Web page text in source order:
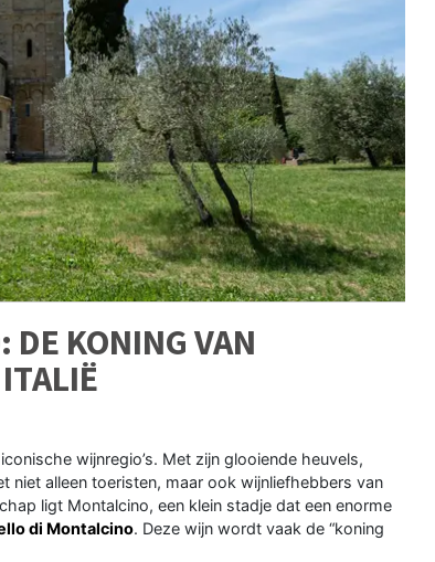
DE KONING VAN
wijnregio’s. Met zijn glooiende heuvels,
niet alleen toeristen, maar ook wijnliefhebbers van
ligt Montalcino, een klein stadje dat een enorme
di Montalcino. Deze wijn wordt vaak de “koning